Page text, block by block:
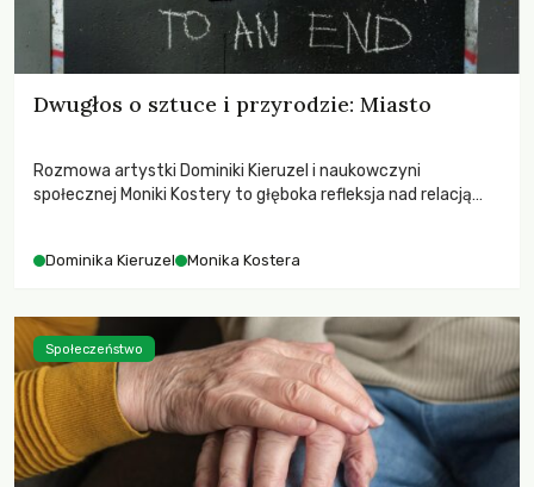
Dwugłos o sztuce i przyrodzie: Miasto
Rozmowa artystki Dominiki Kieruzel i naukowczyni
społecznej Moniki Kostery to głęboka refleksja nad relacją
Dominika Kieruzel Monika Kostera
Społeczeństwo